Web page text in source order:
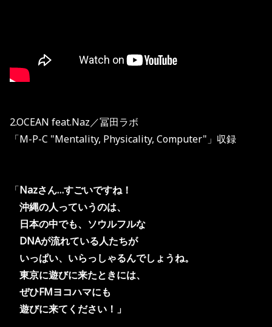
2.OCEAN feat.Naz／冨田ラボ
「M-P-C "Mentality, Physicality, Computer"」収録
「Nazさん…すごいですね！
沖縄の人っていうのは、
日本の中でも、ソウルフルな
DNAが流れている人たちが
いっぱい、 いらっしゃるんでしょうね。
東京に遊びに来たときには、
ぜひFMヨコハマにも
遊びに来てください！」